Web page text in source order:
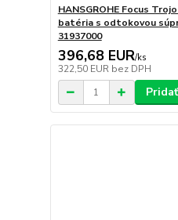
HANSGROHE Focus
batéria s odtokovou
31937000
396,68 EUR/ks
322,50 EUR bez DPH